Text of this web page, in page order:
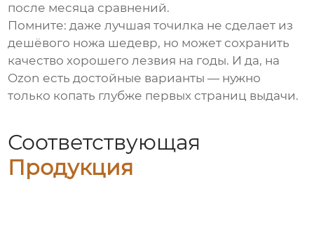
после месяца сравнений.
Помните: даже лучшая точилка не сделает из
дешёвого ножа шедевр, но может сохранить
качество хорошего лезвия на годы. И да, на
Ozon есть достойные варианты — нужно
только копать глубже первых страниц выдачи.
Соответствующая
Продукция